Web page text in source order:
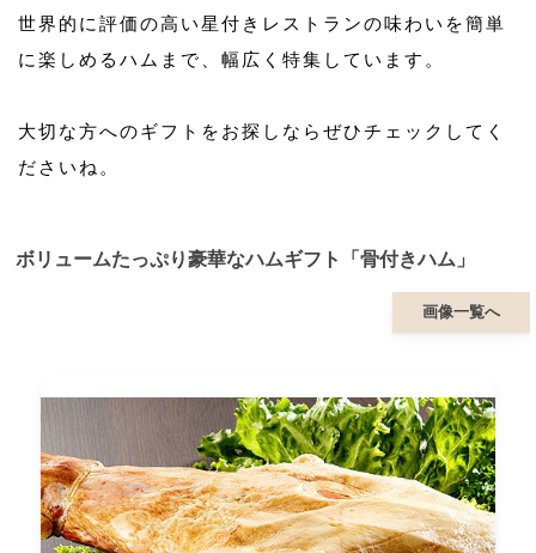
世界的に評価の高い星付きレストランの味わいを簡単
に楽しめるハムまで、幅広く特集しています。
大切な方へのギフトをお探しならぜひチェックしてく
ださいね。
ボリュームたっぷり豪華なハムギフト「骨付きハム」
画像一覧へ